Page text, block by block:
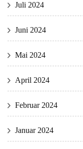
Juli 2024
Juni 2024
Mai 2024
April 2024
Februar 2024
Januar 2024